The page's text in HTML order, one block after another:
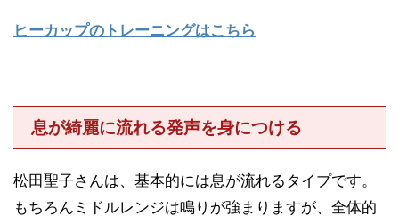
ヒーカップのトレーニングはこちら
息が綺麗に流れる発声を身につける
松田聖子さんは、基本的には息が流れるタイプです。
もちろんミドルレンジは鳴りが強まりますが、全体的